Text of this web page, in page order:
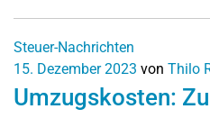
Steuer-Nachrichten
15. Dezember 2023 von Thilo
Umzugskosten: